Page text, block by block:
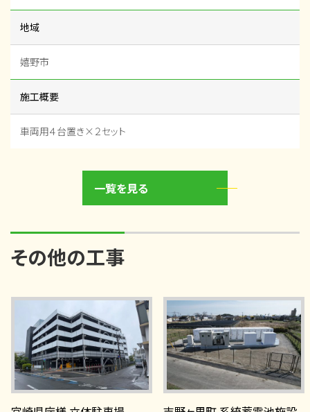
地域
嬉野市
施工概要
車両用４台置き×２セット
一覧を見る
その他の工事